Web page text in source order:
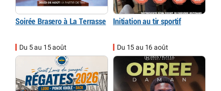
Soirée Brasero à La Terrasse Initiation au tir sportif
Du 5 au 15 août Du 15 au 16 août